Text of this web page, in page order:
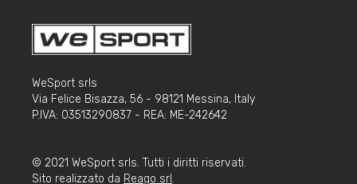
WeSport srls
Via Felice Bisazza, 56 - 98121 Messina, Italy
P.IVA: 03513290837 - REA: ME-242642
© 2021 WeSport srls. Tutti i diritti riservati.
Sito realizzato da Reago srl .